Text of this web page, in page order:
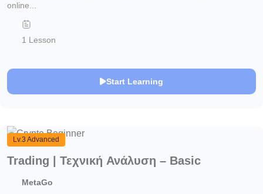
online...
1 Lesson
Start Learning
Lv.3 Advanced
Trading | Τεχνική Ανάλυση – Basic
MetaGo